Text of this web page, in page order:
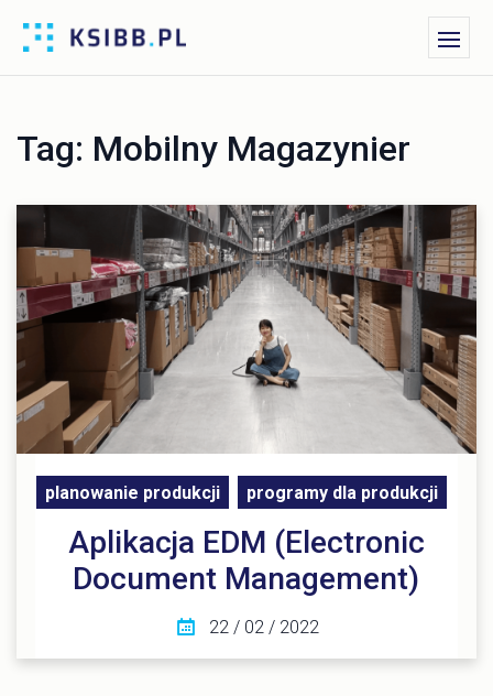
Tag: Mobilny Magazynier
planowanie produkcji programy dla produkcji
Aplikacja EDM (Electronic
Document Management)
22 / 02 / 2022